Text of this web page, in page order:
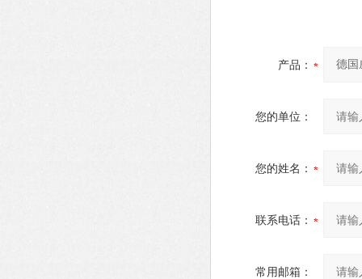
产品：
您的单位：
您的姓名：
联系电话：
常用邮箱：